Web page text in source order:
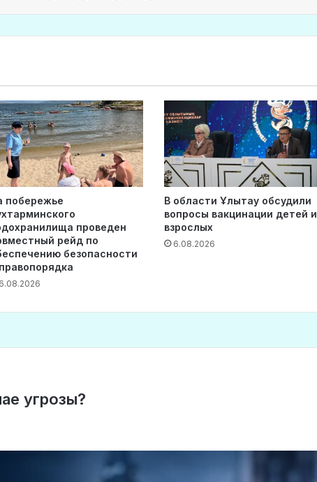
побережье
проведен
рейд по
безопасности
6.08.2026
В области Ұлытау обсудили
вопросы вакцинации детей и
взрослых
6.08.2026